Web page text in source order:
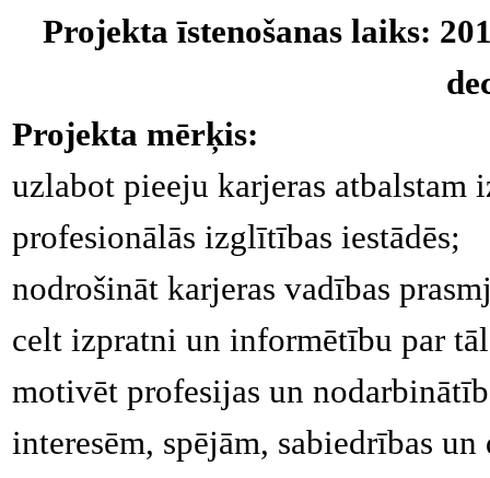
Projekta īstenošanas laiks:
Projekta mērķis:
uzlabot pieeju karjeras
profesionālās izglītības iestādēs;
nodrošināt karjeras vadības
celt izpratni un informētību par
motivēt profesijas un
interesēm, spējām, sabiedrības